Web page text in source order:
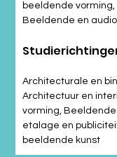
beeldende
Beeldende en
Architecturale en
Architectuur en
vorming,
etalage en
beeldende kunst